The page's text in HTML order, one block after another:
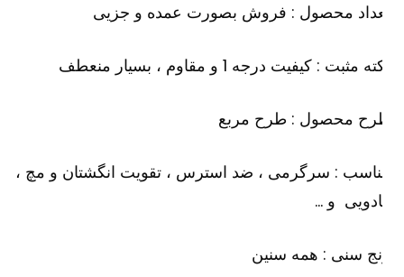
محصول : فروش بصورت عمده و جزیی
مثبت : کیفیت درجه 1 و مقاوم ، بسیار منعطف
محصول : طرح مربع
: سرگرمی ، ضد استرس ، تقویت انگشتان و مچ ،
و …
سنی : همه سنین